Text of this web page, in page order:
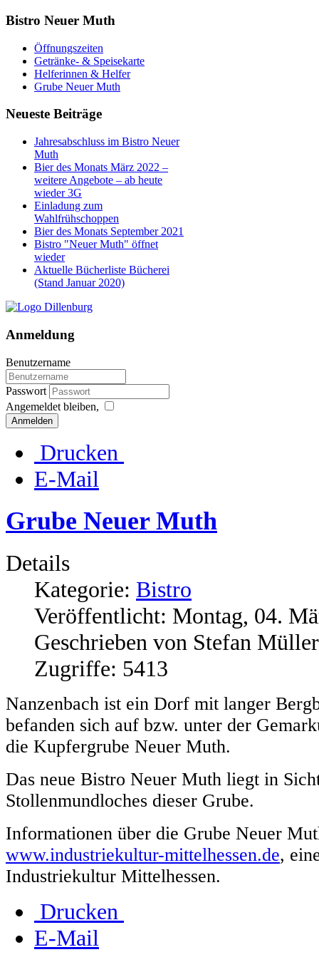
Bistro Neuer Muth
Öffnungszeiten
Getränke- & Speisekarte
Helferinnen & Helfer
Grube Neuer Muth
Neueste Beiträge
Jahresabschluss im Bistro Neuer
Muth
Bier des Monats März 2022 –
weitere Angebote – ab heute
wieder 3G
Einladung zum
Wahlfrühschoppen
Bier des Monats September 2021
Bistro "Neuer Muth" öffnet
wieder
Aktuelle Bücherliste Bücherei
(Stand Januar 2020)
Anmeldung
Benutzername
Passwort
Angemeldet bleiben,
Anmelden
Drucken
E-Mail
Grube Neuer Muth
Details
Kategorie: Bistro
Veröffentlicht: Montag, 04.
Geschrieben von Stefan Müller
Zugriffe: 5413
Nanzenbach ist ein Dorf mit langer
befanden sich auf bzw. unter der
die Kupfergrube Neuer Muth.
Das neue Bistro Neuer Muth liegt in
Stollenmundloches dieser Grube.
Informationen über die Grube Neuer
www.industriekultur-mittelhessen.de,
Industriekultur Mittelhessen.
Drucken
E-Mail